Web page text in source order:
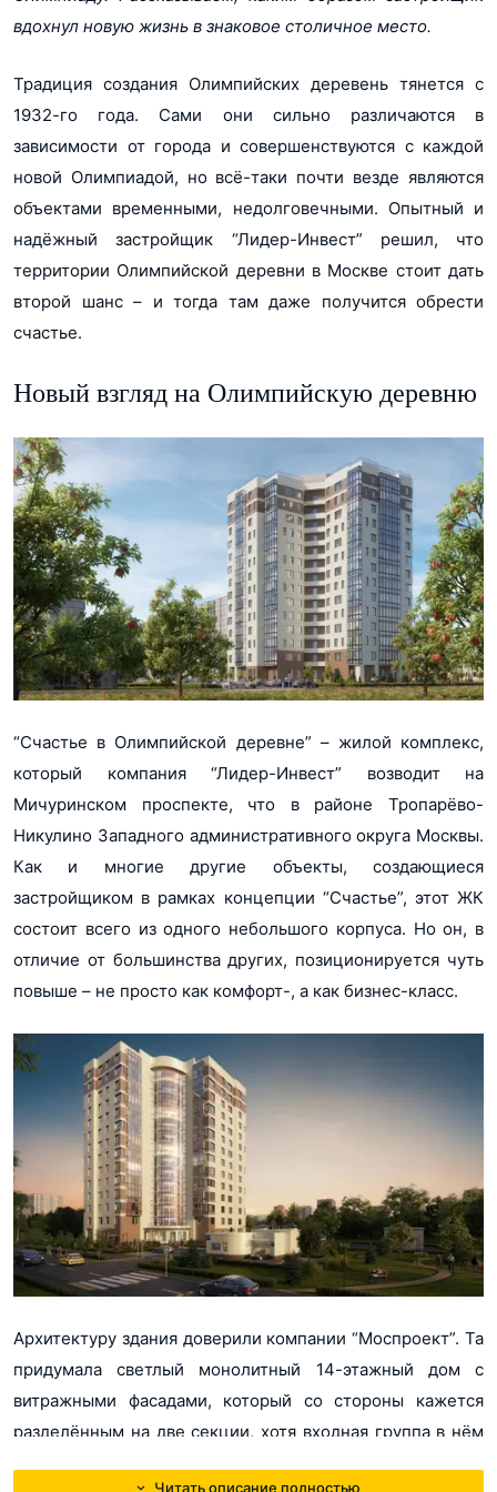
Количество квартир
74 (Общее кол-во)
Количество лифтов 2
Банк ДОМ.РФ
Банк Санкт-Петербург
Банк Возрождение
Банк Зенит
ДельтаКредит
Газпромбанк
МТС Банк
Россельхозбанк
СМП Банк
Ставка 13,29% от 3 до 15 лет
характер. Условия уточняйте в отделе продаж.
Показать все 7 планировок
вдохнул новую жизнь в знаковое столичное место.
Традиция создания Олимпийских деревень тянется с
1932-го года. Сами они сильно различаются в
зависимости от города и совершенствуются с каждой
новой Олимпиадой, но всё-таки почти везде являются
объектами временными, недолговечными. Опытный и
надёжный застройщик “Лидер-Инвест” решил, что
территории Олимпийской деревни в Москве стоит дать
второй шанс – и тогда там даже получится обрести
счастье.
Новый взгляд на Олимпийскую деревню
“Счастье в Олимпийской деревне” – жилой комплекс,
который компания “Лидер-Инвест” возводит на
Мичуринском проспекте, что в районе Тропарёво-
Никулино Западного административного округа Москвы.
Как и многие другие объекты, создающиеся
застройщиком в рамках концепции “Счастье”, этот ЖК
состоит всего из одного небольшого корпуса. Но он, в
отличие от большинства других, позиционируется чуть
повыше – не просто как комфорт-, а как бизнес-класс.
Архитектуру здания доверили компании “Моспроект”. Та
придумала светлый монолитный 14-этажный дом с
витражными фасадами, который со стороны кажется
разделённым на две секции, хотя входная группа в нём
Читать описание полностью